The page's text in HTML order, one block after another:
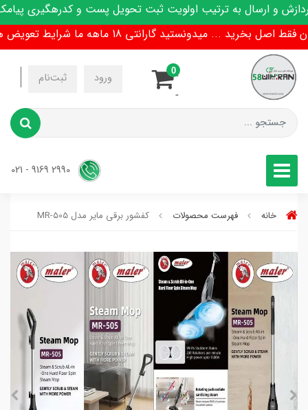
و ارسال به ترتیب اولویت ثبت تحویل پست و کدرهگیری پیامک
... میدونستید گارانتی 18 ماهه ما شرایط تعویض هم داره !
ورود ثبت‌نام
-
-
0
خانه فهرست محصولات کفشور برقی مایر مدل MR-505